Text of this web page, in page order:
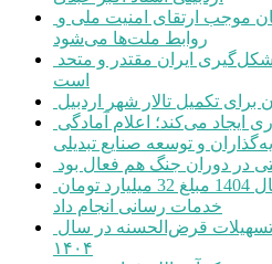
روابط ملت‌ها می‌شود
است
و توسعه صنایع تبدیلی
در دوران جنگ هم فعال بود
خدمات رسانی انجام داد
۱۴۰۴